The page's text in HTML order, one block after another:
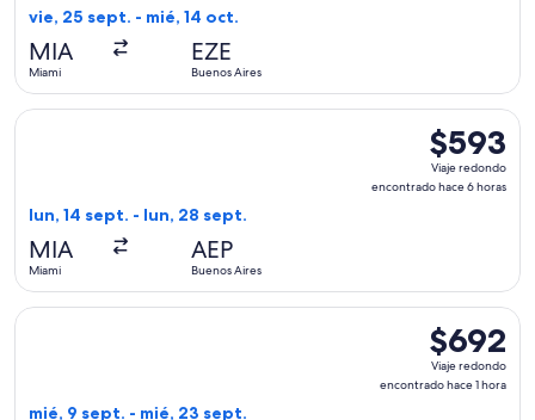
vie, 25 sept. - mié, 14 oct.
MIA
Miami
EZE
Buenos Aires
$593
Viaje
redondo,
$593
Viaje redondo
encontrado hace 6 horas
lun, 14 sept. - lun, 28 sept.
MIA
Miami
AEP
Buenos Aires
Seleccionar vuelo de SKY AIRLINE, con salida el lun, 14
$692
Viaje
redondo,
$692
Viaje redondo
encontrado hace 1 hora
mié, 9 sept. - mié, 23 sept.
Seleccionar vuelo de Copa, con salida el mié, 9 sept.